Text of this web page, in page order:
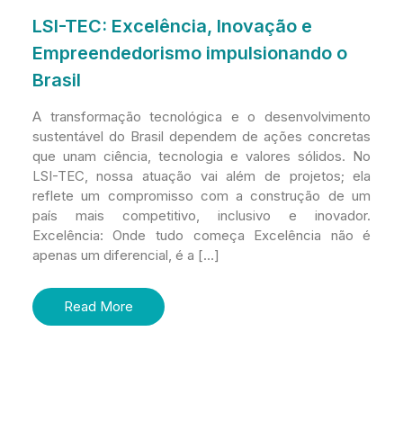
LSI-TEC: Excelência, Inovação e
Empreendedorismo impulsionando o
Brasil
A transformação tecnológica e o desenvolvimento
sustentável do Brasil dependem de ações concretas
que unam ciência, tecnologia e valores sólidos. No
LSI-TEC, nossa atuação vai além de projetos; ela
reflete um compromisso com a construção de um
país mais competitivo, inclusivo e inovador.
Excelência: Onde tudo começa Excelência não é
apenas um diferencial, é a […]
Read More